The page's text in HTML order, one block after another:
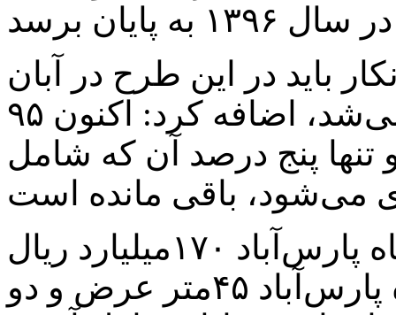
باید در این طرح در آبان
ماه امسال آماده بهره‌برداری می‌شد، اضافه کرد: اکنون ۹۵
تنها پنج درصد آن که شامل
وی اعتبار بهسازی باند فرودگاه پارس‌آباد ۱۷۰میلیارد ریال
ذکر کرد و ادامه داد: باند فرودگاه پارس‌آباد ۴۵متر عرض و دو